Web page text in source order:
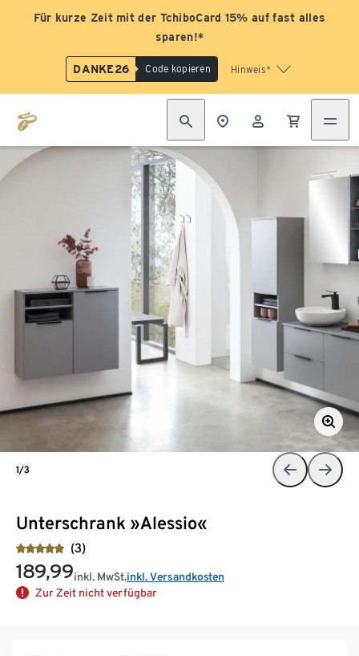
Für kurze Zeit mit der TchiboCard 15% auf fast alles
sparen!*
DANKE26 Code kopieren Hinweis*
Unterschrank »Alessio«
(3)
189,99inkl. MwSt.inkl. Versandkosten
Zur Zeit nicht verfügbar
1/3